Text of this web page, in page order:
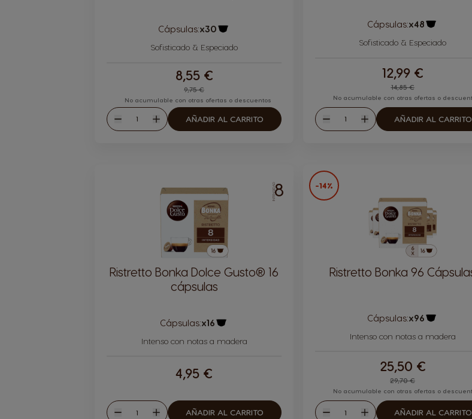
Cápsulas:x30
Sofisticado & Especiado
9,75 €
8,55 €
No acumulable con otras ofertas o descuentos
Disminuir
Cantidad
Aumentar
AÑADIR AL CARRITO
Cápsulas:x48
Sofisticado & Especiado
Regular Price
14,85 €
12,99 €
No acumulable con otras ofertas o
Disminuir
Cantidad
Aumentar
AÑADIR AL CARRITO
INTENSIDAD8
Ristretto Bonka Dolce Gusto® 16
cápsulas
Cápsulas:x16
Intenso con notas a madera
4,95 €
Cantidad AÑADIR AL CARRITO
-14%
Ristretto Bonka 96
Cápsulas:x96
Intenso con notas a madera
Regular Price
29,70 €
25,50 €
No acumulable con otras ofertas o
Cantidad AÑADIR AL CARRITO